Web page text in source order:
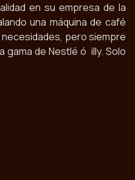
en su empresa de la
una máquina de café
pero siempre
de Nestlé ó illy. Solo